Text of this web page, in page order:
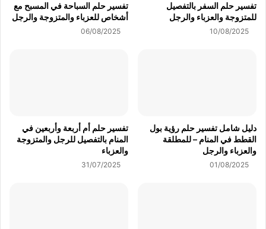
تفسير حلم السفر بالتفصيل
للمتزوجة والعزباء والرجل
10/08/2025
تفسير حلم السباحة في المسبح مع
أشخاص للعزباء والمتزوجة والرجل
06/08/2025
دليل شامل تفسير حلم رؤية بول
القطط في المنام – للمطلقة
والعزباء والرجل
01/08/2025
تفسير حلم أم أربعة وأربعين في
المنام بالتفصيل للرجل والمتزوجة
والعزباء
31/07/2025